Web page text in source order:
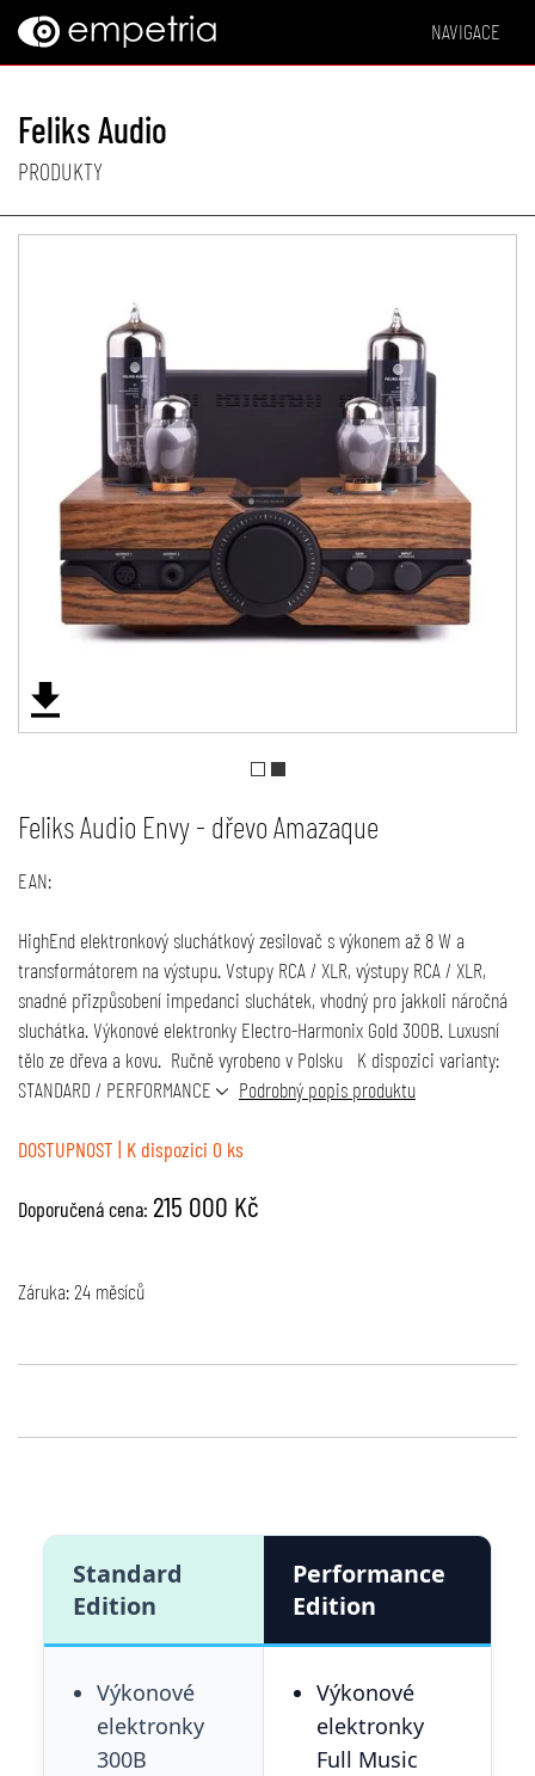
NAVIGACE
Feliks Audio
PRODUKTY
Feliks Audio Envy - dřevo Amazaque
EAN:
HighEnd elektronkový sluchátkový zesilovač s výkonem až 8 W a
transformátorem na výstupu. Vstupy RCA / XLR, výstupy RCA / XLR,
snadné přizpůsobení impedanci sluchátek, vhodný pro jakkoli náročná
sluchátka. Výkonové elektronky Electro-Harmonix Gold 300B. Luxusní
tělo ze dřeva a kovu. Ručně vyrobeno v Polsku K dispozici varianty:
STANDARD / PERFORMANCE
Podrobný popis produktu
DOSTUPNOST | K dispozici 0 ks
Doporučená cena: 215 000 Kč
Záruka: 24 měsíců
Standard
Edition
Performance
Edition
Výkonové
elektronky
300B
Výkonové
elektronky
Full Music